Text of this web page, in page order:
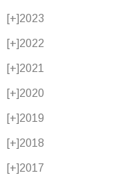
[+]2023
[+]2022
[+]2021
[+]2020
[+]2019
[+]2018
[+]2017